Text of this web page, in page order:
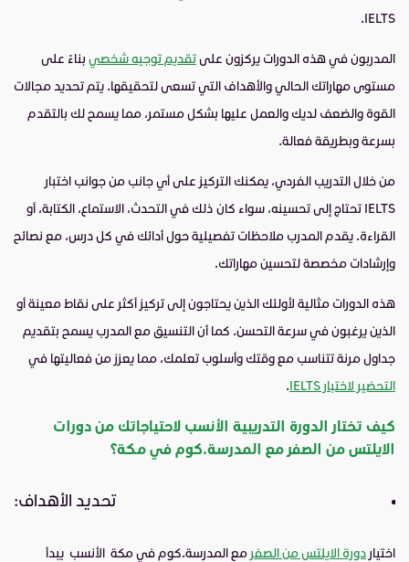
IELTS.
المدربون في هذه الدورات يركزون علىتقديم توجيه شخصي بناءً على
مستوى مهاراتك الحالي والأهداف التي تسعى لتحقيقها. يتم تحديد مجالات
القوة والضعف لديك والعمل عليها بشكل مستمر، مما يسمح لك بالتقدم
بسرعة وبطريقة فعالة.
من خلال التدريب الفردي، يمكنك التركيز على أي جانب من جوانب اختبار
IELTS تحتاج إلى تحسينه، سواء كان ذلك في التحدث، الاستماع، الكتابة، أو
القراءة. يقدم المدرب ملاحظات تفصيلية حول أدائك في كل درس، مع نصائح
وإرشادات مخصصة لتحسين مهاراتك.
هذه الدورات مثالية لأولئك الذين يحتاجون إلى تركيز أكثر على نقاط معينة أو
الذين يرغبون في سرعة التحسن. كما أن التنسيق مع المدرب يسمح بتقديم
جداول مرنة تتناسب مع وقتك وأسلوب تعلمك، مما يعزز من فعاليتها في
التحضير لاختبار IELTS
.
كيف تختار الدورة التدريبية الأنسب لاحتياجاتك من دورات
الايلتس من الصفر مع المدرسة.كوم في مكة؟
تحديد الأهداف:
اختيار دورة الايلتس من الصفر مع المدرسة.كوم في مكة الأنسب يبدأ